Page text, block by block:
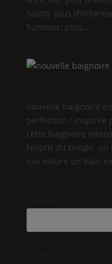
South: plus
Summer: plus...
nouvelle baignoire
perfection ! inspirée
cette baignoire
l’esprit du temps.
qui assure un bain